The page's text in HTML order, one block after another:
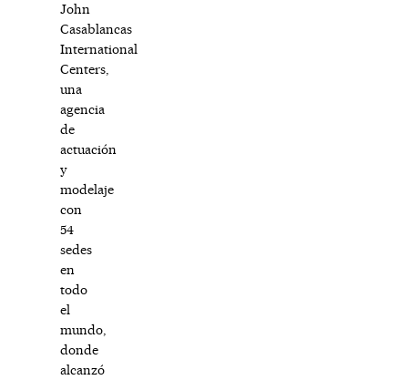
John
Casablancas
International
Centers,
una
agencia
de
actuación
y
modelaje
con
54
sedes
en
todo
el
mundo,
donde
alcanzó